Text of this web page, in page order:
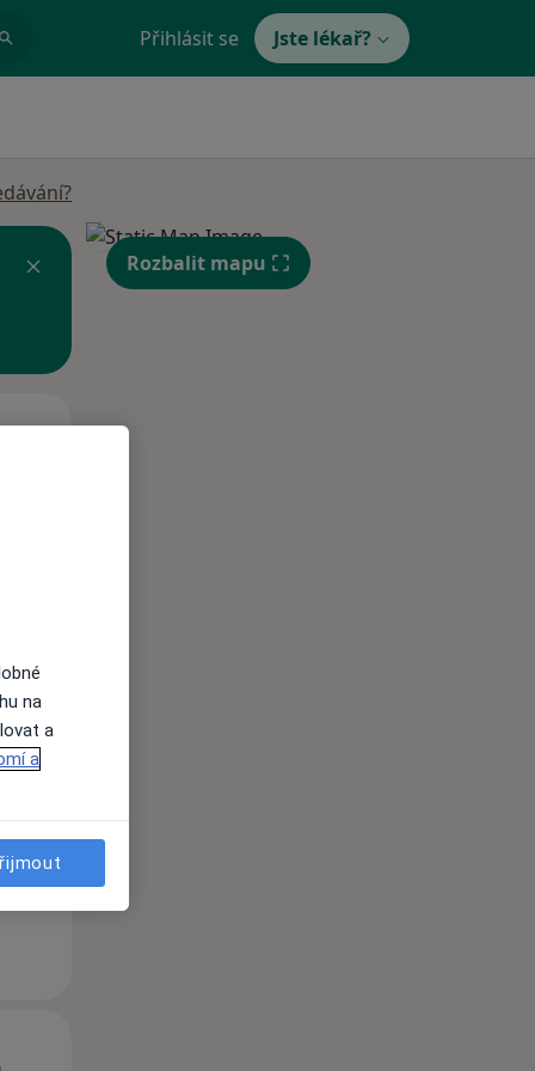
Přihlásit se Jste lékař?
Út
Rozbalit mapu
na
a
a